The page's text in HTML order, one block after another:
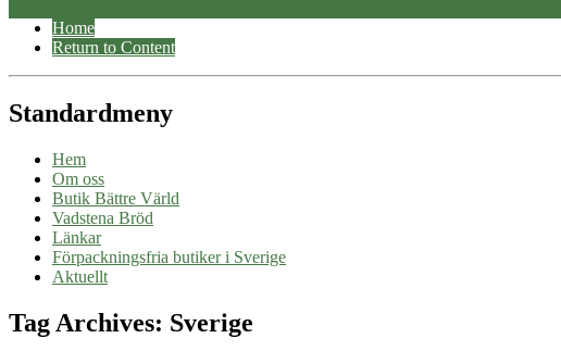
Home
Return to Content
Standardmeny
Hem
Om oss
Butik Bättre Värld
Vadstena Bröd
Länkar
Förpackningsfria butiker i Sverige
Aktuellt
Tag Archives: Sverige